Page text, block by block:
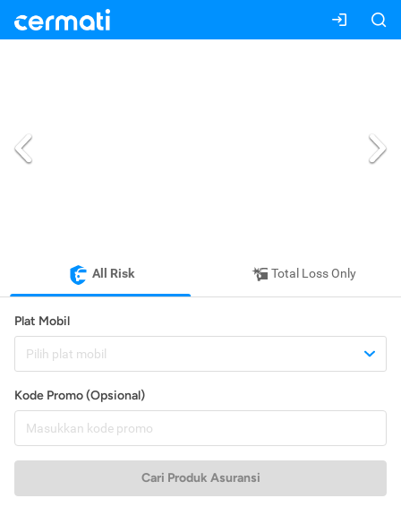
All Risk Total Loss Only
Plat Mobil
Pilih plat mobil
Kode Promo (Opsional)
Cari Produk Asuransi